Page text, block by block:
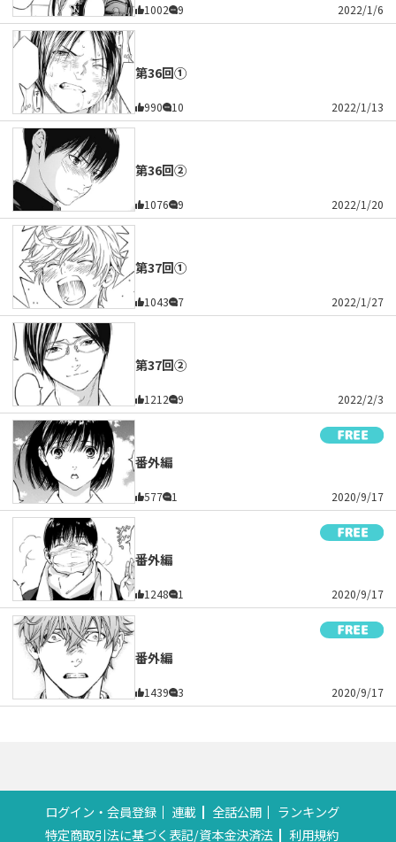
1002 9 2022/1/6
第36回①
990 10 2022/1/13
第36回②
1076 9 2022/1/20
第37回①
1043 7 2022/1/27
第37回②
1212 9 2022/2/3
番外編
577 1 2020/9/17
番外編
1248 1 2020/9/17
番外編
1439 3 2020/9/17
ログイン・会員登録 連載 全話公開
ランキング
特定商取引法に基づく表記/資本金決済法
利用規約